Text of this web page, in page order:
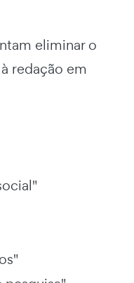
eliminar o
redação em